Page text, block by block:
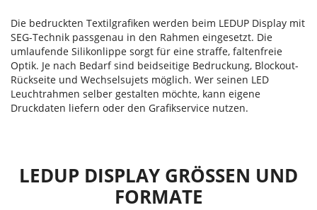
Die bedruckten Textilgrafiken werden beim LEDUP Display mit
SEG-Technik passgenau in den Rahmen eingesetzt. Die
umlaufende Silikonlippe sorgt für eine straffe, faltenfreie
Optik. Je nach Bedarf sind beidseitige Bedruckung, Blockout-
Rückseite und Wechselsujets möglich. Wer seinen LED
Leuchtrahmen selber gestalten möchte, kann eigene
Druckdaten liefern oder den Grafikservice nutzen.
LEDUP DISPLAY GRÖSSEN UND F
ORMATE